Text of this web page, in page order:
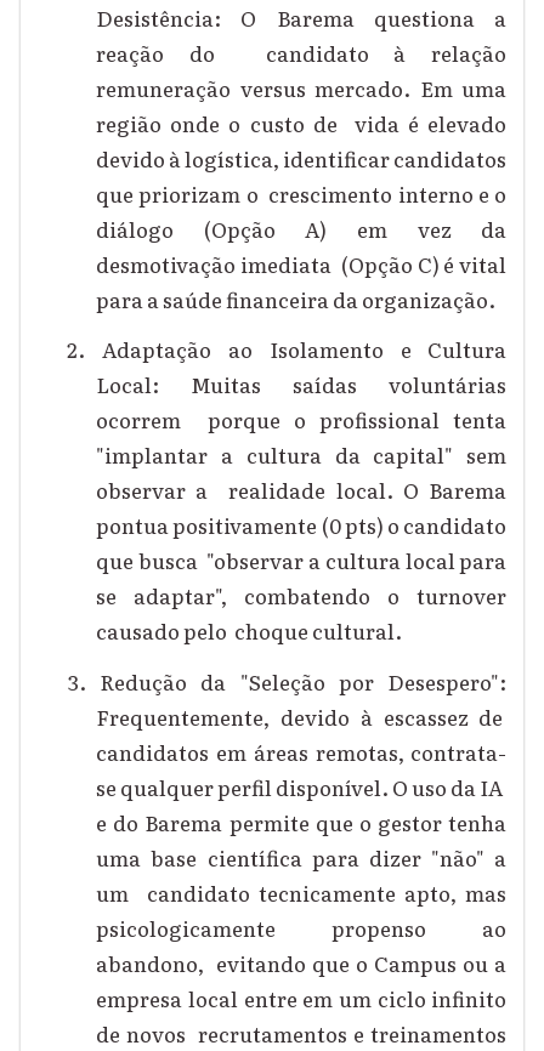
Desistência: O Barema questiona a
reação do candidato à relação
remuneração versus mercado. Em uma
região onde o custo de vida é elevado
devido à logística, identificar candidatos
que priorizam o crescimento interno e o
diálogo (Opção A) em vez da
desmotivação imediata (Opção C) é vital
para a saúde financeira da organização.
2. Adaptação ao Isolamento e Cultura
Local: Muitas saídas voluntárias
ocorrem porque o profissional tenta
"implantar a cultura da capital" sem
observar a realidade local. O Barema
pontua positivamente (0 pts) o candidato
que busca "observar a cultura local para
se adaptar", combatendo o turnover
causado pelo choque cultural.
3. Redução da "Seleção por Desespero":
Frequentemente, devido à escassez de
candidatos em áreas remotas, contrata-
se qualquer perfil disponível. O uso da IA
e do Barema permite que o gestor tenha
uma base científica para dizer "não" a
um candidato tecnicamente apto, mas
psicologicamente propenso ao
abandono, evitando que o Campus ou a
empresa local entre em um ciclo infinito
de novos recrutamentos e treinamentos